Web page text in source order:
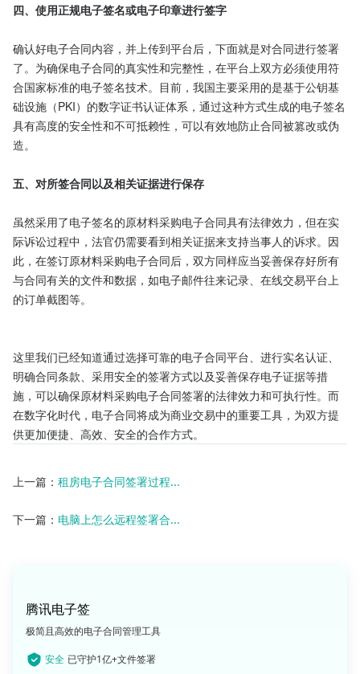
四、使用正规电子签名或电子印章进行签字
确认好电子合同内容，并上传到平台后，下面就是对合同进行签署
了。为确保电子合同的真实性和完整性，在平台上双方必须使用符
合国家标准的电子签名技术。目前，我国主要采用的是基于公钥基
础设施（PKI）的数字证书认证体系，通过这种方式生成的电子签名
具有高度的安全性和不可抵赖性，可以有效地防止合同被篡改或伪
造。
五、对所签合同以及相关证据进行保存
虽然采用了电子签名的原材料采购电子合同具有法律效力，但在实
际诉讼过程中，法官仍需要看到相关证据来支持当事人的诉求。因
此，在签订原材料采购电子合同后，双方同样应当妥善保存好所有
与合同有关的文件和数据，如电子邮件往来记录、在线交易平台上
的订单截图等。
这里我们已经知道通过选择可靠的电子合同平台、进行实名认证、
明确合同条款、采用安全的签署方式以及妥善保存电子证据等措
施，可以确保原材料采购电子合同签署的法律效力和可执行性。而
在数字化时代，电子合同将成为商业交易中的重要工具，为双方提
供更加便捷、高效、安全的合作方式。
上一篇： 租房电子合同签署过程...
下一篇： 电脑上怎么远程签署合...
腾讯电子签
极简且高效的电子合同管理工具
安全 已守护1亿+文件签署